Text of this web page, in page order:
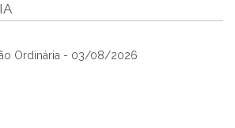
Ordinária - 03/08/2026